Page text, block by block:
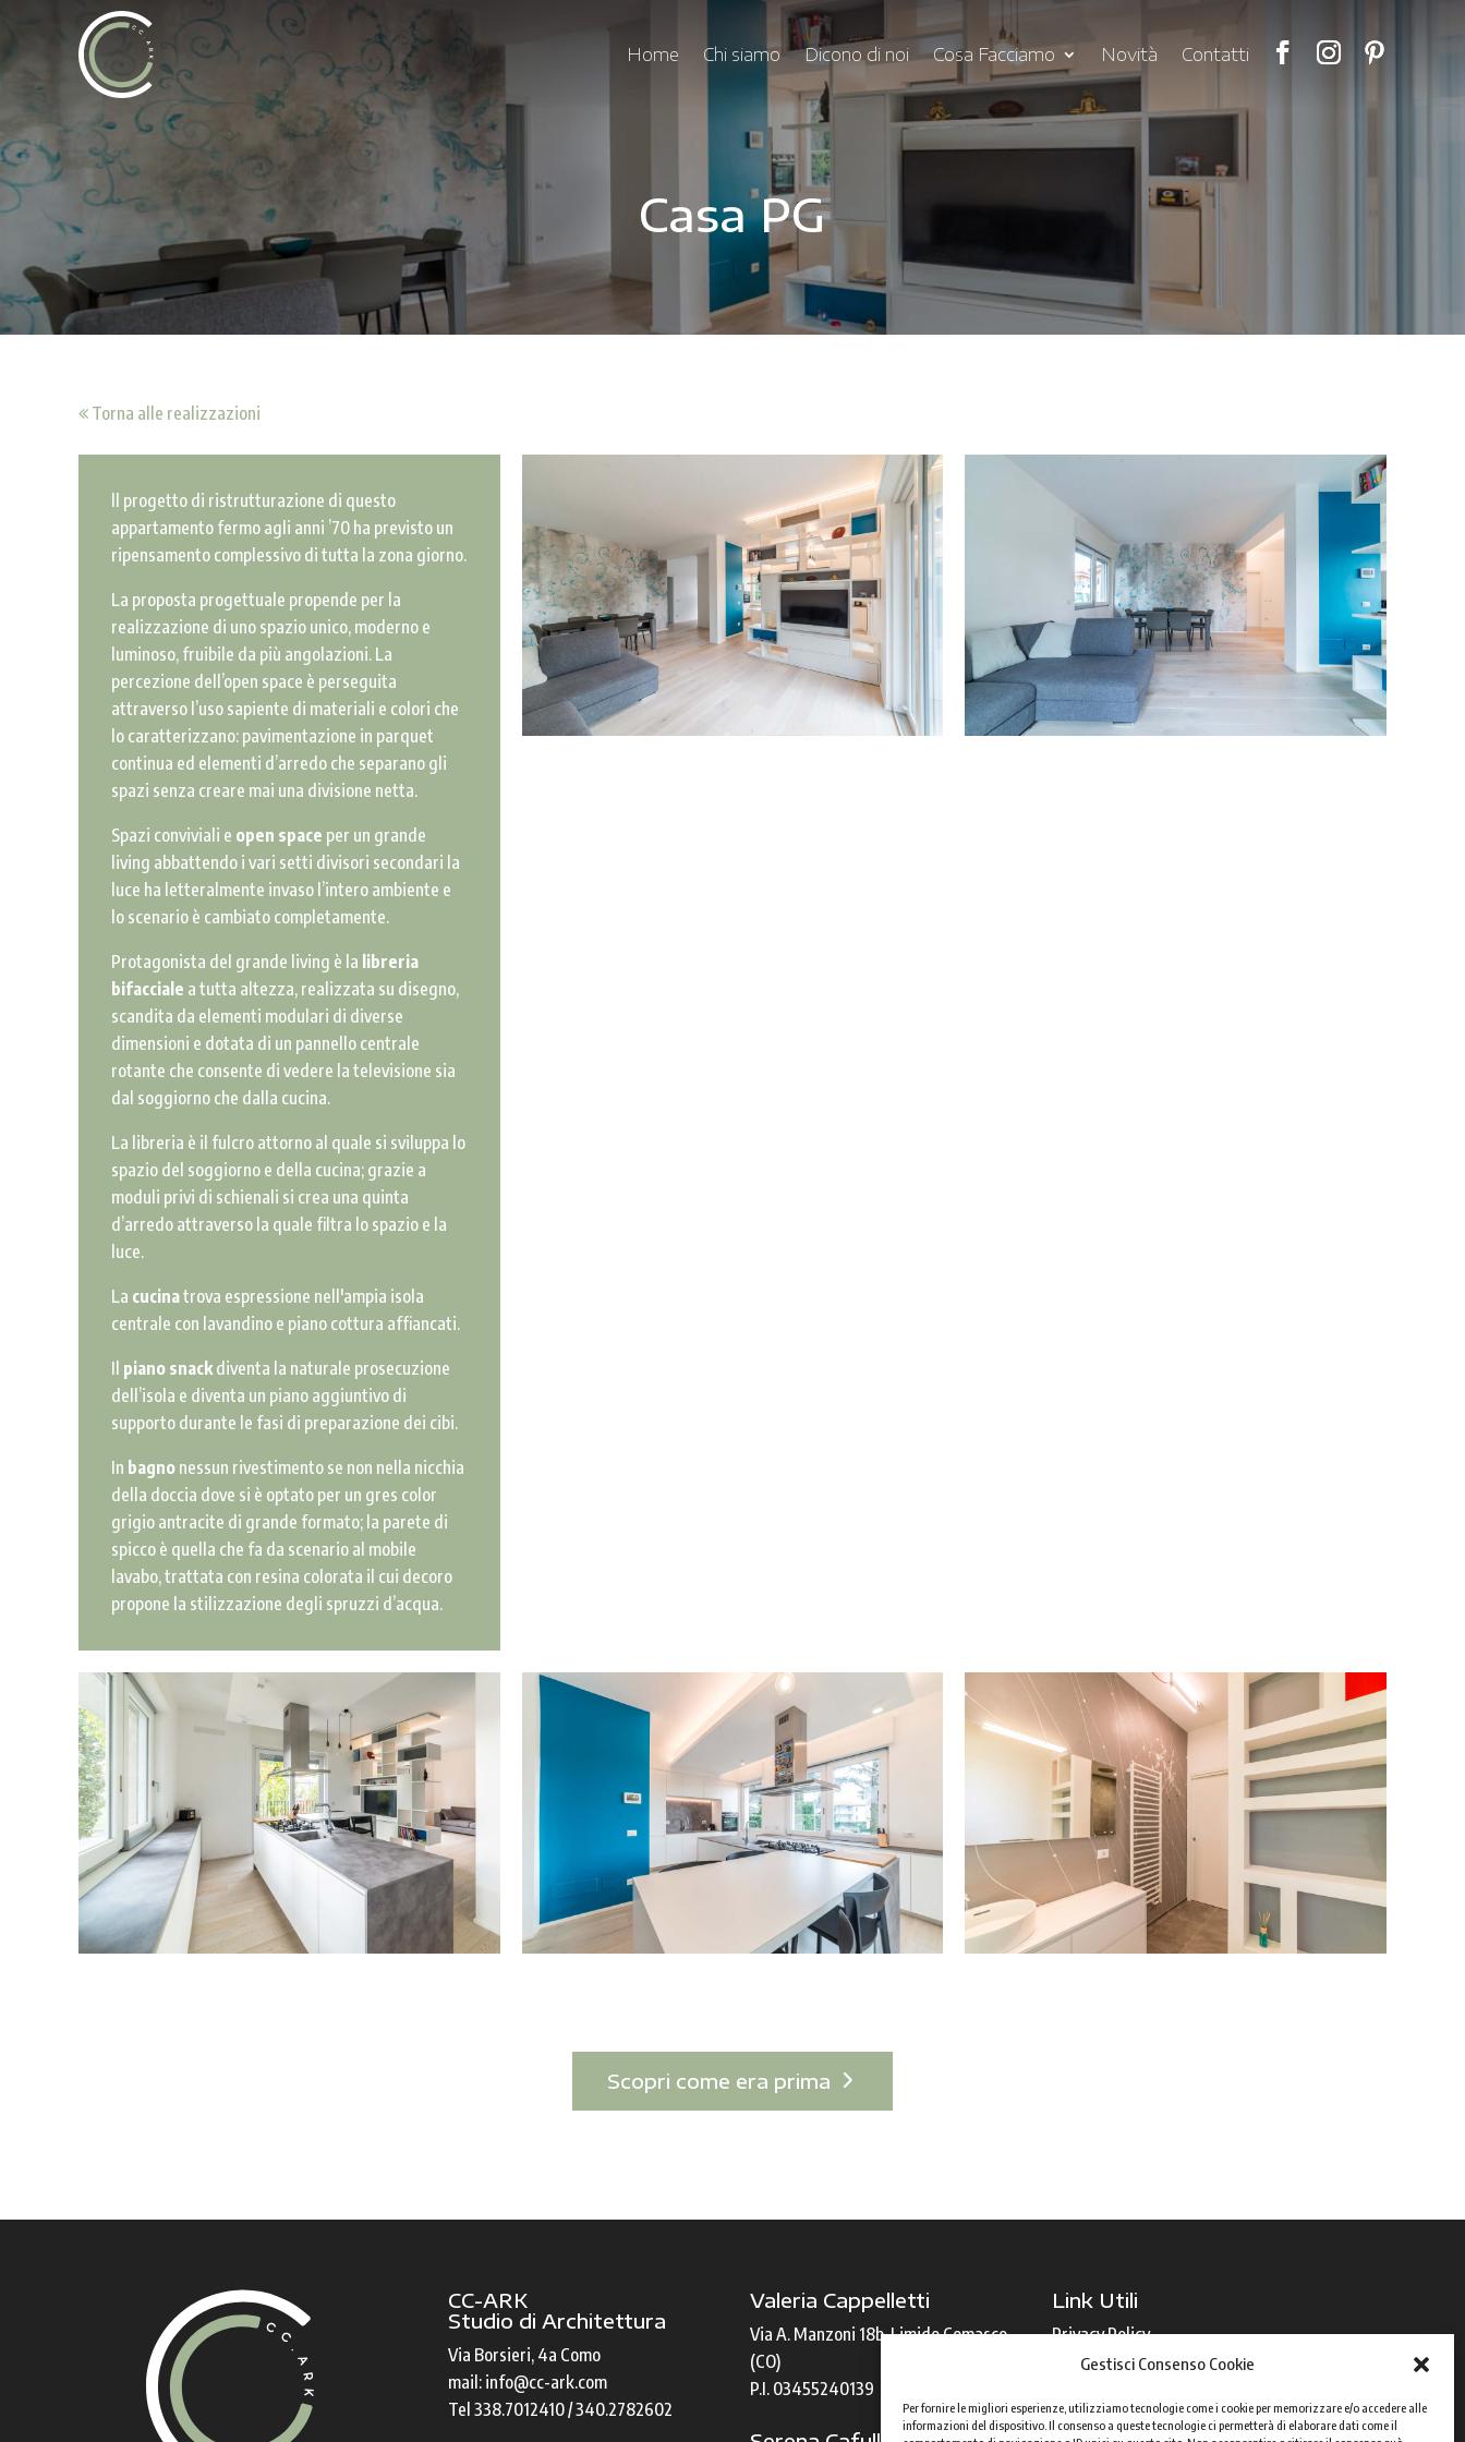
Gestisci Consenso Cookie
Per fornire le migliori esperienze, utilizziamo tecnologie come i cookie per memorizzare e/o accedere alle
informazioni del dispositivo. Il consenso a queste tecnologie ci permetterà di elaborare dati come il
Home Chi siamo Dicono di noi Cosa Facciamo Novità Contatti
Casa PG
Torna alle realizzazioni
ll progetto di ristrutturazione di questo
appartamento fermo agli anni ’70 ha previsto un
ripensamento complessivo di tutta la zona giorno.
La proposta progettuale propende per la
realizzazione di uno spazio unico, moderno e
luminoso, fruibile da più angolazioni. La
percezione dell’open space è perseguita
attraverso l’uso sapiente di materiali e colori che
lo caratterizzano: pavimentazione in parquet
continua ed elementi d’arredo che separano gli
spazi senza creare mai una divisione netta.
Spazi conviviali e open space per un grande
living abbattendo i vari setti divisori secondari la
luce ha letteralmente invaso l’intero ambiente e
lo scenario è cambiato completamente.
Protagonista del grande living è la libreria
bifacciale a tutta altezza, realizzata su disegno,
scandita da elementi modulari di diverse
dimensioni e dotata di un pannello centrale
rotante che consente di vedere la televisione sia
dal soggiorno che dalla cucina.
La libreria è il fulcro attorno al quale si sviluppa lo
spazio del soggiorno e della cucina; grazie a
moduli privi di schienali si crea una quinta
d’arredo attraverso la quale filtra lo spazio e la
luce.
La cucinatrova espressione nell'ampia isola
centrale con lavandino e piano cottura affiancati.
Il piano snack diventa la naturale prosecuzione
dell’isola e diventa un piano aggiuntivo di
supporto durante le fasi di preparazione dei cibi.
In bagno nessun rivestimento se non nella nicchia
della doccia dove si è optato per un gres color
grigio antracite di grande formato; la parete di
spicco è quella che fa da scenario al mobile
lavabo, trattata con resina colorata il cui decoro
propone la stilizzazione degli spruzzi d’acqua.
Scopri come era prima
CC-ARK
Studio di Architettura
Via Borsieri, 4a Como
mail: info@cc-ark.com
Tel 338.7012410 / 340.2782602
Valeria Cappelletti
Via A. Manzoni 18b, Limido Comasco
(CO)
P.I. 03455240139
Link Utili
Privacy Policy
Cookie Policy